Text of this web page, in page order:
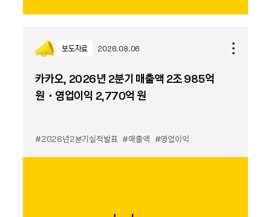
보도자료 2026.08.06
카카오, 2026년 2분기 매출액 2조 985억
원・영업이익 2,770억 원
#2026년2분기실적발표 #매출액 #영업이익